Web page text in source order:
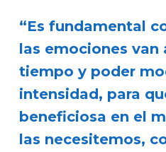
“Es fundamental
las emociones van
tiempo y poder
intensidad, para
beneficiosa en el
las necesitemos,